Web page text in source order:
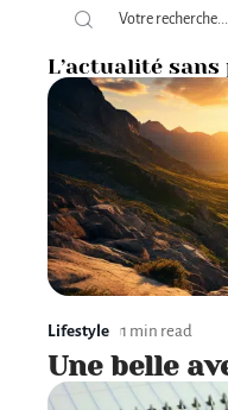
L’actualité sans
Lifestyle 1 min read
Une belle